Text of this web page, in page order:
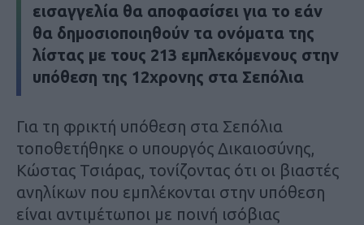
εισαγγελία θα αποφασίσει για το εάν
θα δημοσιοποιηθούν τα ονόματα της
λίστας με τους 213 εμπλεκόμενους στην
υπόθεση της 12χρονης στα Σεπόλια
Για τη φρικτή υπόθεση στα Σεπόλια
τοποθετήθηκε ο υπουργός Δικαιοσύνης,
Κώστας Τσιάρας, τονίζοντας ότι οι βιαστές
ανηλίκων που εμπλέκονται στην υπόθεση
είναι αντιμέτωποι με ποινή ισόβιας